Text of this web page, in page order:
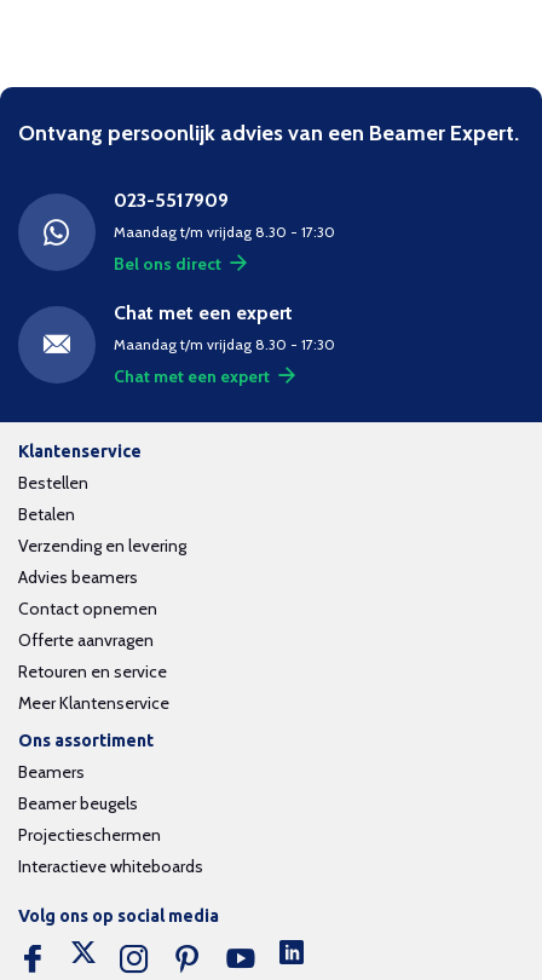
Ontvang persoonlijk advies van een Beamer Expert.
023-5517909
Maandag t/m vrijdag 8.30 - 17:30
Bel ons direct
Chat met een expert
Maandag t/m vrijdag 8.30 - 17:30
Chat met een expert
Klantenservice
Bestellen
Betalen
Verzending en levering
Advies beamers
Contact opnemen
Offerte aanvragen
Retouren en service
Meer Klantenservice
Ons assortiment
Beamers
Beamer beugels
Projectieschermen
Interactieve whiteboards
Volg ons op social media